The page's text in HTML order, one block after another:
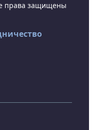
права защищены